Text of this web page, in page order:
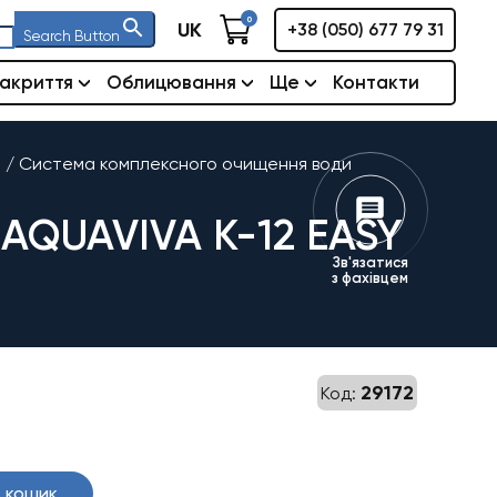
Search Button UK 0
+38 (050) 677 79 31
Облицювання Ще Контакти
/ Система комплексного очищення води
К-12 EASY
Зв'язатися
з фахівцем
Код: 29172